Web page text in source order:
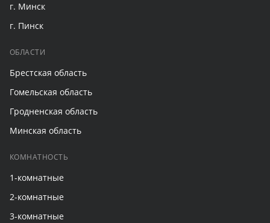
г. Минск
г. Пинск
ОБЛАСТИ
Брестская область
Гомельская область
Гродненская область
Минская область
КОМНАТНОСТЬ
1-комнатные
2-комнатные
3-комнатные